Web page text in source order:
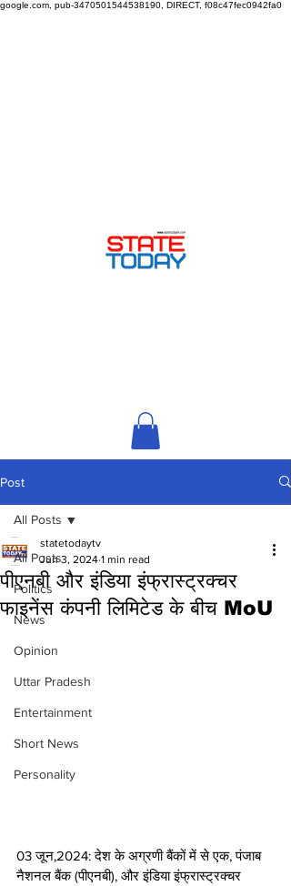
google.com, pub-3470501544538190, DIRECT, f08c47fec0942fa0
Post
All Posts
Politics
News
Opinion
Uttar Pradesh
Entertainment
Short News
Personality
All Posts
पीएनबी और इंडिया इंफ्रास्ट्रक्चर
फाइनेंस कंपनी लिमिटेड के बीच MoU
statetodaytv
Jun 3, 2024 1 min read
03 जून,2024: देश के अग्रणी बैंकों में से एक, पंजाब
नैशनल बैंक (पीएनबी), और इंडिया इंफ्रास्ट्रक्चर